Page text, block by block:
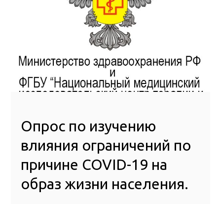
Опрос по изучению
влияния ограничений по
причине COVID-19 на
образ жизни населения.